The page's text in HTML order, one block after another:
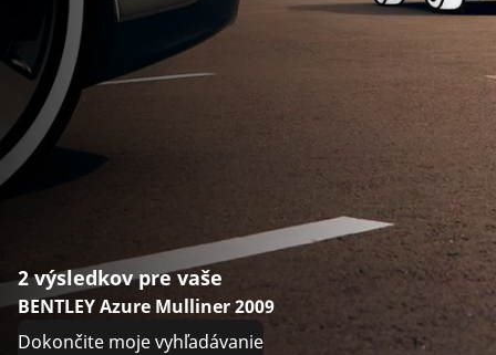
2 výsledkov pre vaše
BENTLEY Azure Mulliner 2009
Dokončite moje vyhľadávanie